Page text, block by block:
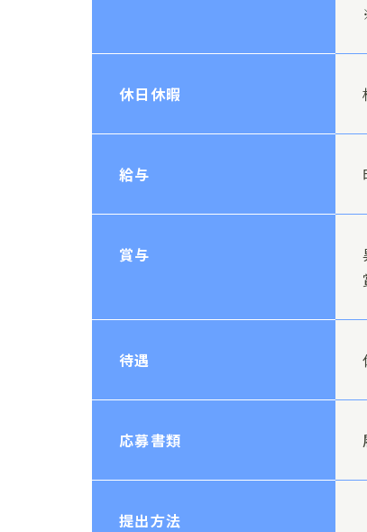
休日休暇
給与
賞与
待遇
応募書類
提出方法